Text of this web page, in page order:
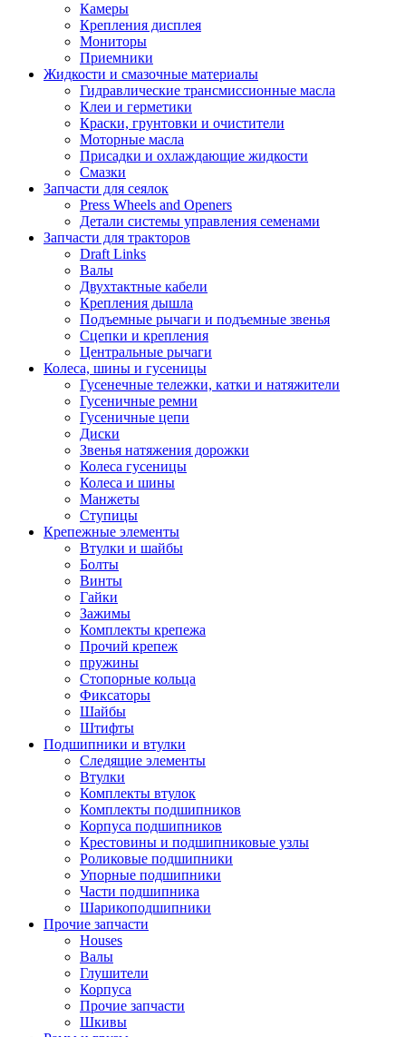
Камеры
Крепления дисплея
Мониторы
Приемники
Жидкости и смазочные материалы
Гидравлические трансмиссионные масла
Клеи и герметики
Краски, грунтовки и очистители
Моторные масла
Присадки и охлаждающие жидкости
Смазки
Запчасти для сеялок
Press Wheels and Openers
Детали системы управления семенами
Запчасти для тракторов
Draft Links
Валы
Двухтактные кабели
Крепления дышла
Подъемные рычаги и подъемные звенья
Сцепки и крепления
Центральные рычаги
Колеса, шины и гусеницы
Гусенечные тележки, катки и натяжители
Гусеничные ремни
Гусеничные цепи
Диски
Звенья натяжения дорожки
Колеса гусеницы
Колеса и шины
Манжеты
Ступицы
Крепежные элементы
Втулки и шайбы
Болты
Винты
Гайки
Зажимы
Комплекты крепежа
Прочий крепеж
пружины
Стопорные кольца
Фиксаторы
Шайбы
Штифты
Подшипники и втулки
Следящие элементы
Втулки
Комплекты втулок
Комплекты подшипников
Корпуса подшипников
Крестовины и подшипниковые узлы
Роликовые подшипники
Упорные подшипники
Части подшипника
Шарикоподшипники
Прочие запчасти
Houses
Валы
Глушители
Корпуса
Прочие запчасти
Шкивы